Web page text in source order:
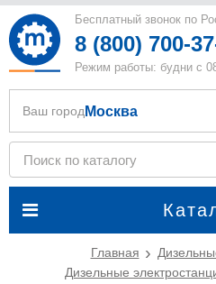
Бесплатный звонок по
8 (800) 700-
Режим работы: будни с
Ваш город Москва
Главная
Дизельные